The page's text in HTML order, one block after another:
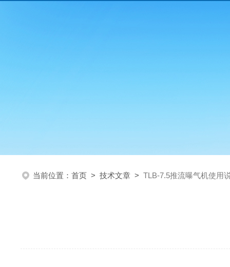
当前位置： 首页 > 技术文章 > TLB-7.5推流曝气机使用